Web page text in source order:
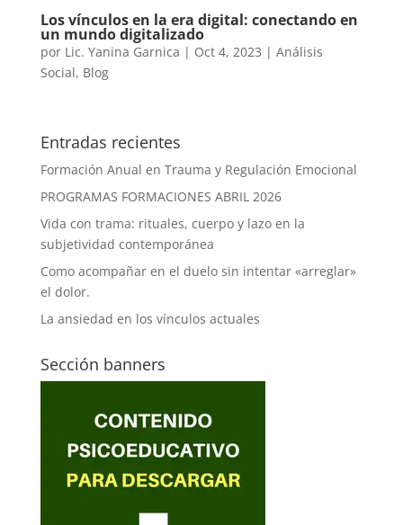
Los vínculos en la era digital: conectando en
un mundo digitalizado
por Lic. Yanina Garnica | Oct 4, 2023 | Análisis
Social, Blog
Entradas recientes
Formación Anual en Trauma y Regulación Emocional
PROGRAMAS FORMACIONES ABRIL 2026
Vida con trama: rituales, cuerpo y lazo en la
subjetividad contemporánea
Como acompañar en el duelo sin intentar «arreglar»
el dolor.
La ansiedad en los vínculos actuales
Sección banners